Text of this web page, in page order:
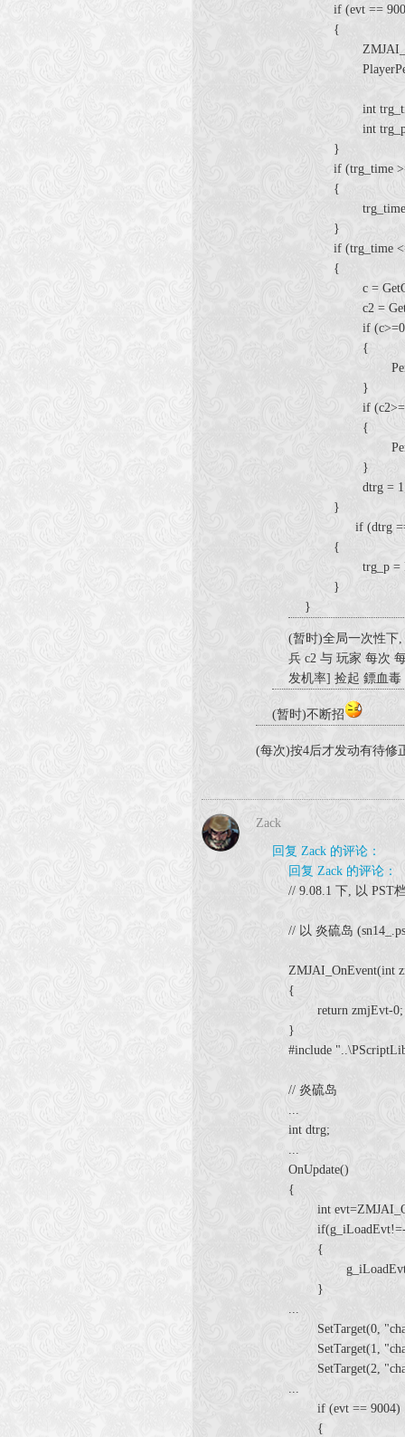
if (evt ==
{
int
int trg_p =
}
if (trg_time >=
{
trg_time =
}
if (trg_time <=
{
c =
c2 =
if (c>=0 &&
{
}
if (c2>=0 &&
{
}
dtrg =
}
if (dtrg ==
{
trg_p =
}
}
(暂时)全局一次性下
兵 c2 与 玩家 每次
发机率] 捡起 鏢血毒
(暂时)不断招
(每次)按4后才发动有待修
Zack
回复 Zack 的评论：
回复 Zack 的评论：
// 9.08.1 下, 以 PST
// 以 炎硫岛
ZMJAI_OnEvent(int
{
return zmjEvt-0;
}
#include
// 炎硫岛
...
int dtrg;
...
OnUpdate()
{
int
{
}
...
SetTarget(0,
SetTarget(1,
SetTarget(2,
...
if (evt == 9004)
{